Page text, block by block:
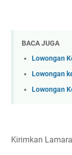
BACA JUGA
Lowongan
Lowongan
Lowongan
Kirimkan